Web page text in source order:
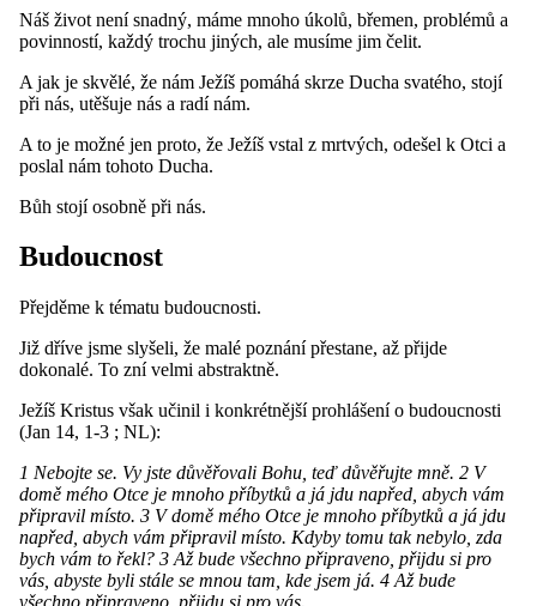
Náš život není snadný, máme mnoho úkolů, břemen, problémů a
povinností, každý trochu jiných, ale musíme jim čelit.
A jak je skvělé, že nám Ježíš pomáhá skrze Ducha svatého, stojí
při nás, utěšuje nás a radí nám.
A to je možné jen proto, že Ježíš vstal z mrtvých, odešel k Otci a
poslal nám tohoto Ducha.
Bůh stojí osobně při nás.
Budoucnost
Přejděme k tématu budoucnosti.
Již dříve jsme slyšeli, že malé poznání přestane, až přijde
dokonalé. To zní velmi abstraktně.
Ježíš Kristus však učinil i konkrétnější prohlášení o budoucnosti
(Jan 14, 1-3 ; NL):
1 Nebojte se. Vy jste důvěřovali Bohu, teď důvěřujte mně. 2 V
domě mého Otce je mnoho příbytků a já jdu napřed, abych vám
připravil místo. 3 V domě mého Otce je mnoho příbytků a já jdu
napřed, abych vám připravil místo. Kdyby tomu tak nebylo, zda
bych vám to řekl? 3 Až bude všechno připraveno, přijdu si pro
vás, abyste byli stále se mnou tam, kde jsem já. 4 Až bude